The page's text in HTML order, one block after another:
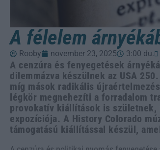
A félelem
Rooby november 23, 2025 3:00 du.
A cenzúra és fenyegetések
dilemmázva készülnek az USA
míg mások radikális
légkör megnehezíti a forradalom
provokatív kiállítások is születnek,
expozíciója. A History Colorado
támogatású kiállítással készül,